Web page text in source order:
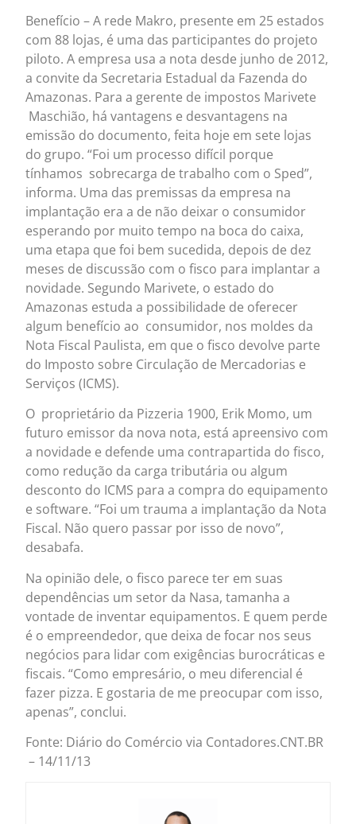
Benefício – A rede Makro, presente em 25 estados
com 88 lojas, é uma das participantes do projeto
piloto. A empresa usa a nota desde junho de 2012,
a convite da Secretaria Estadual da Fazenda do
Amazonas. Para a gerente de impostos Marivete
Maschião, há vantagens e desvantagens na
emissão do documento, feita hoje em sete lojas
do grupo. “Foi um processo difícil porque
tínhamos sobrecarga de trabalho com o Sped”,
informa. Uma das premissas da empresa na
implantação era a de não deixar o consumidor
esperando por muito tempo na boca do caixa,
uma etapa que foi bem sucedida, depois de dez
meses de discussão com o fisco para implantar a
novidade. Segundo Marivete, o estado do
Amazonas estuda a possibilidade de oferecer
algum benefício ao consumidor, nos moldes da
Nota Fiscal Paulista, em que o fisco devolve parte
do Imposto sobre Circulação de Mercadorias e
Serviços (ICMS).
O proprietário da Pizzeria 1900, Erik Momo, um
futuro emissor da nova nota, está apreensivo com
a novidade e defende uma contrapartida do fisco,
como redução da carga tributária ou algum
desconto do ICMS para a compra do equipamento
e software. “Foi um trauma a implantação da Nota
Fiscal. Não quero passar por isso de novo”,
desabafa.
Na opinião dele, o fisco parece ter em suas
dependências um setor da Nasa, tamanha a
vontade de inventar equipamentos. E quem perde
é o empreendedor, que deixa de focar nos seus
negócios para lidar com exigências burocráticas e
fiscais. “Como empresário, o meu diferencial é
fazer pizza. E gostaria de me preocupar com isso,
apenas”, conclui.
Fonte: Diário do Comércio via Contadores.CNT.BR
– 14/11/13